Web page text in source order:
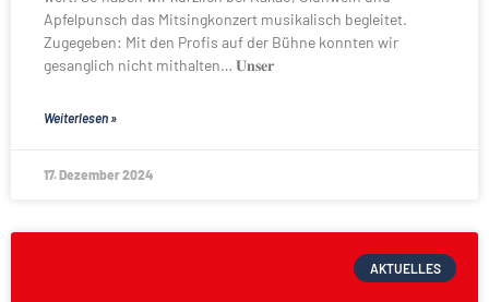
Apfelpunsch das Mitsingkonzert musikalisch begleitet.
Zugegeben: Mit den Profis auf der Bühne konnten wir
gesanglich nicht mithalten… 𝐔𝐧𝐬𝐞𝐫
Weiterlesen »
17. Dezember 2024
AKTUELLES